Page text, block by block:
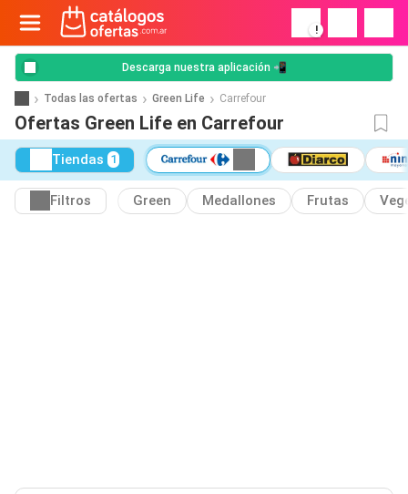
!
Descarga nuestra aplicación 📲
Todas las ofertas Green Life Carrefour
Ofertas Green Life en Carrefour
Tiendas 1
Filtros Green Medallones Frutas